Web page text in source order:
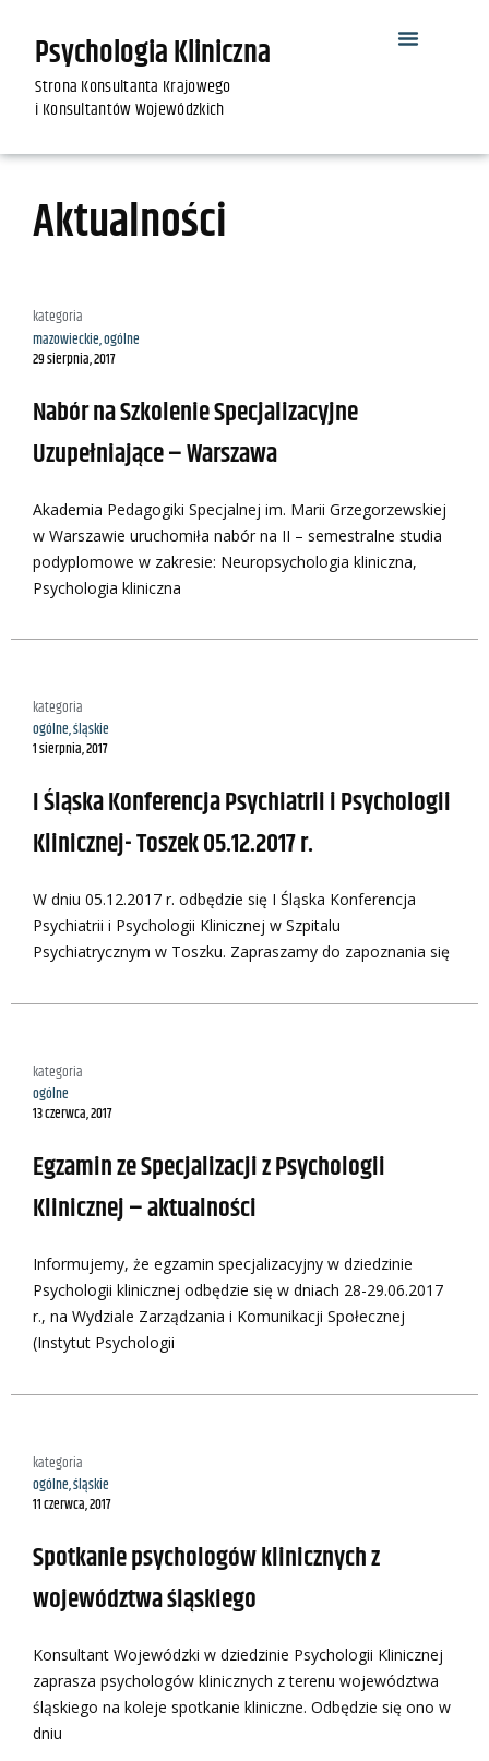
Psychologia Kliniczna
Strona Konsultanta Krajowego
i Konsultantów Wojewódzkich
Aktualności
kategoria
mazowieckie,ogólne
29 sierpnia, 2017
Nabór na Szkolenie Specjalizacyjne
Uzupełniające – Warszawa
Akademia Pedagogiki Specjalnej im. Marii Grzegorzewskiej
w Warszawie uruchomiła nabór na II – semestralne studia
podyplomowe w zakresie: Neuropsychologia kliniczna,
Psychologia kliniczna
kategoria
ogólne,śląskie
1 sierpnia, 2017
I Śląska Konferencja Psychiatrii i Psychologii
Klinicznej- Toszek 05.12.2017 r.
W dniu 05.12.2017 r. odbędzie się I Śląska Konferencja
Psychiatrii i Psychologii Klinicznej w Szpitalu
Psychiatrycznym w Toszku. Zapraszamy do zapoznania się
kategoria
ogólne
13 czerwca, 2017
Egzamin ze Specjalizacji z Psychologii
Klinicznej – aktualności
Informujemy, że egzamin specjalizacyjny w dziedzinie
Psychologii klinicznej odbędzie się w dniach 28-29.06.2017
r., na Wydziale Zarządzania i Komunikacji Społecznej
(Instytut Psychologii
kategoria
ogólne,śląskie
11 czerwca, 2017
Spotkanie psychologów klinicznych z
województwa śląskiego
Konsultant Wojewódzki w dziedzinie Psychologii Klinicznej
zaprasza psychologów klinicznych z terenu województwa
śląskiego na koleje spotkanie kliniczne. Odbędzie się ono w
dniu